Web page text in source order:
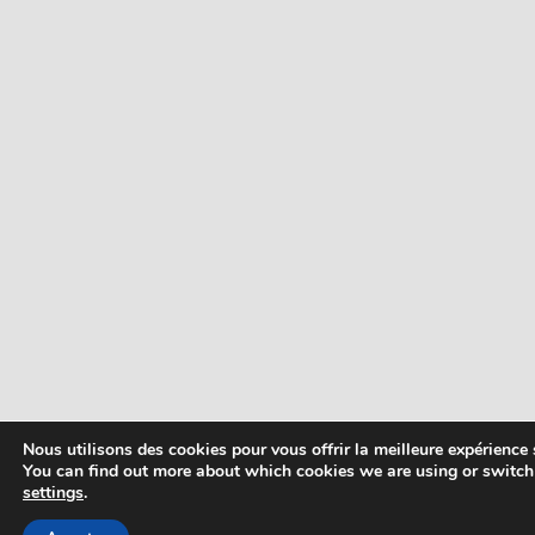
Nous utilisons des cookies pour vous offrir la meilleure expérience
You can find out more about which cookies we are using or
settings.